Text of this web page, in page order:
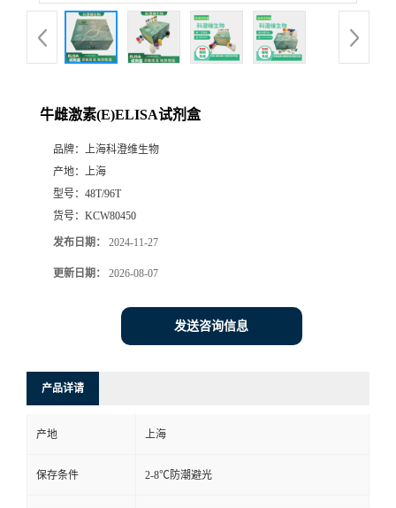
牛雌激素(E)ELISA试剂盒
品牌：
上海科澄维生物
产地：
上海
型号： 48T/96T
货号： KCW80450
发布日期： 2024-11-27
更新日期： 2026-08-07
发送咨询信息
产品详请
产地 上海
保存条件 2-8℃防潮避光